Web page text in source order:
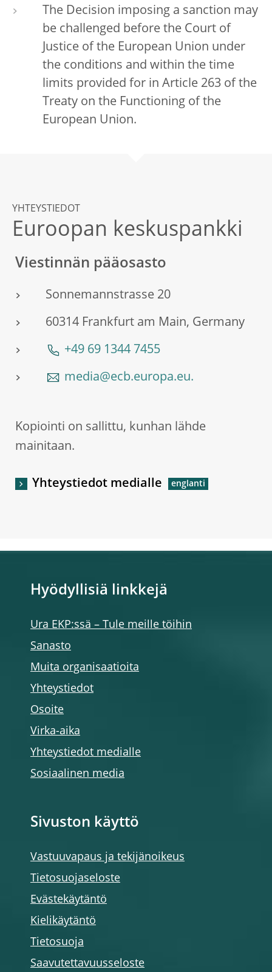
The Decision imposing a sanction may
be challenged before the Court of
Justice of the European Union under
the conditions and within the time
limits provided for in Article 263 of the
Treaty on the Functioning of the
European Union.
YHTEYSTIEDOT
Euroopan keskuspankki
Viestinnän pääosasto
Sonnemannstrasse 20
60314 Frankfurt am Main, Germany
+49 69 1344 7455
media@ecb.europa.eu.
Kopiointi on sallittu, kunhan lähde
mainitaan.
Yhteystiedot medialle
Hyödyllisiä linkkejä
Ura EKP:ssä – Tule meille töihin
Sanasto
Muita organisaatioita
Yhteystiedot
Osoite
Virka-aika
Yhteystiedot medialle
Sosiaalinen media
Sivuston käyttö
Vastuuvapaus ja tekijänoikeus
Tietosuojaseloste
Evästekäytäntö
Kielikäytäntö
Tietosuoja
Saavutettavuusseloste